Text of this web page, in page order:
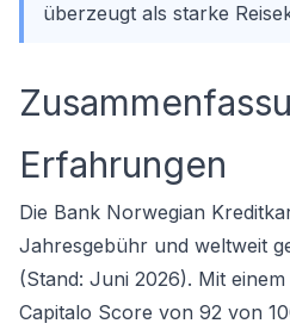
überzeugt als starke
Erfahrungen
Die Bank Norwegian
Jahresgebühr und weltweit
(Stand: Juni 2026). Mit
Capitalo Score von 92 von